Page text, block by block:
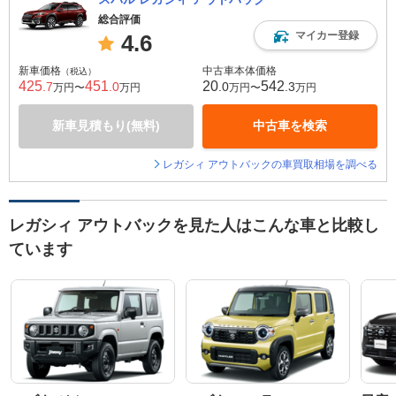
総合評価
4.6 マイカー登録
新車価格 （税込）
425 .7万円〜451 .0万円
新車見積もり(無料)
中古車本体価格
20 .0万円〜542 .3万円
中古車を検索
レガシィ アウトバックの車買取相場を調べる
レガシィ アウトバックを見た人はこんな車と比較し
ています